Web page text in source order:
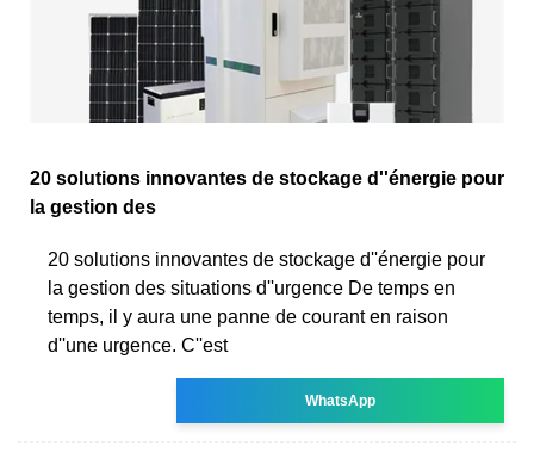
20 solutions innovantes de stockage d''énergie pour
la gestion des
20 solutions innovantes de stockage d''énergie pour
la gestion des situations d''urgence De temps en
temps, il y aura une panne de courant en raison
d''une urgence. C''est
WhatsApp